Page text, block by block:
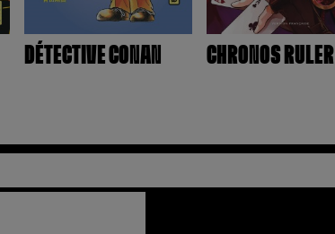
DÉTECTIVE CONAN CHRONOS RULER